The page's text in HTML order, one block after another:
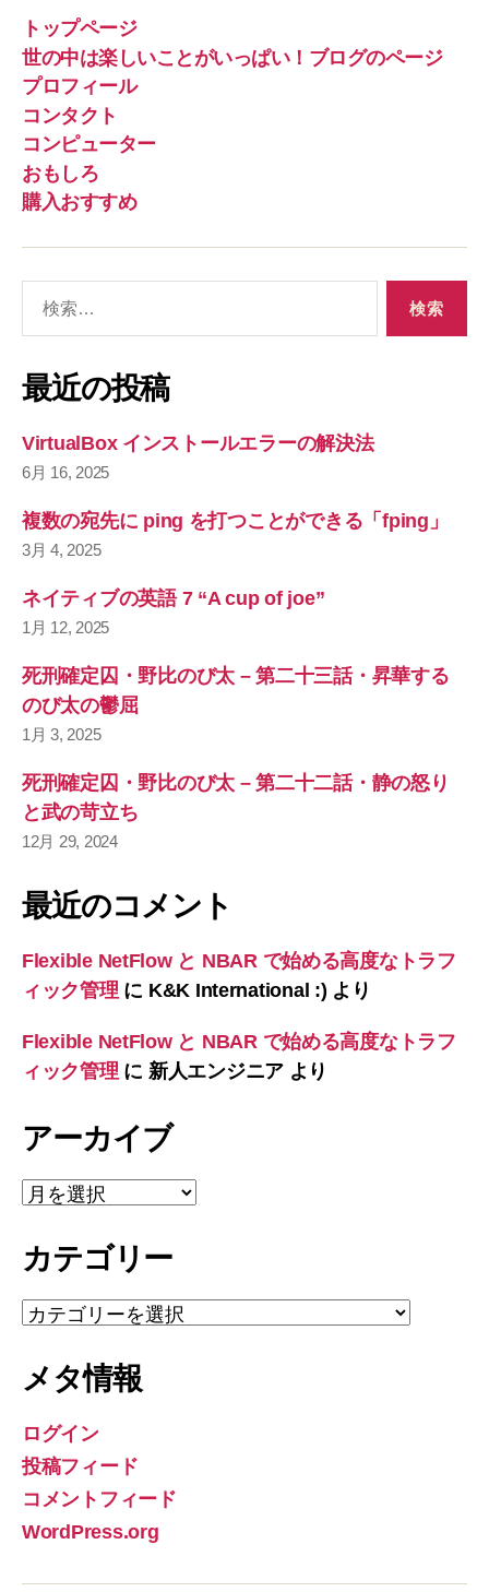
トップページ
世の中は楽しいことがいっぱい！ブログのページ
プロフィール
コンタクト
コンピューター
おもしろ
購入おすすめ
象
最近の投稿
VirtualBox インストールエラーの解決法
6月 16, 2025
複数の宛先に ping を打つことができる「fping」
3月 4, 2025
ネイティブの英語 7 “A cup of joe”
1月 12, 2025
死刑確定囚・野比のび太 – 第二十三話・昇華する
のび太の鬱屈
1月 3, 2025
死刑確定囚・野比のび太 – 第二十二話・静の怒り
と武の苛立ち
12月 29, 2024
最近のコメント
Flexible NetFlow と NBAR で始める高度なトラフ
ィック管理 に K&K International :) より
Flexible NetFlow と NBAR で始める高度なトラフ
ィック管理 に 新人エンジニアより
アーカイブ
ア
イ
カテゴリー
カ
リ
メタ情報
ログイン
投稿フィード
コメントフィード
WordPress.org